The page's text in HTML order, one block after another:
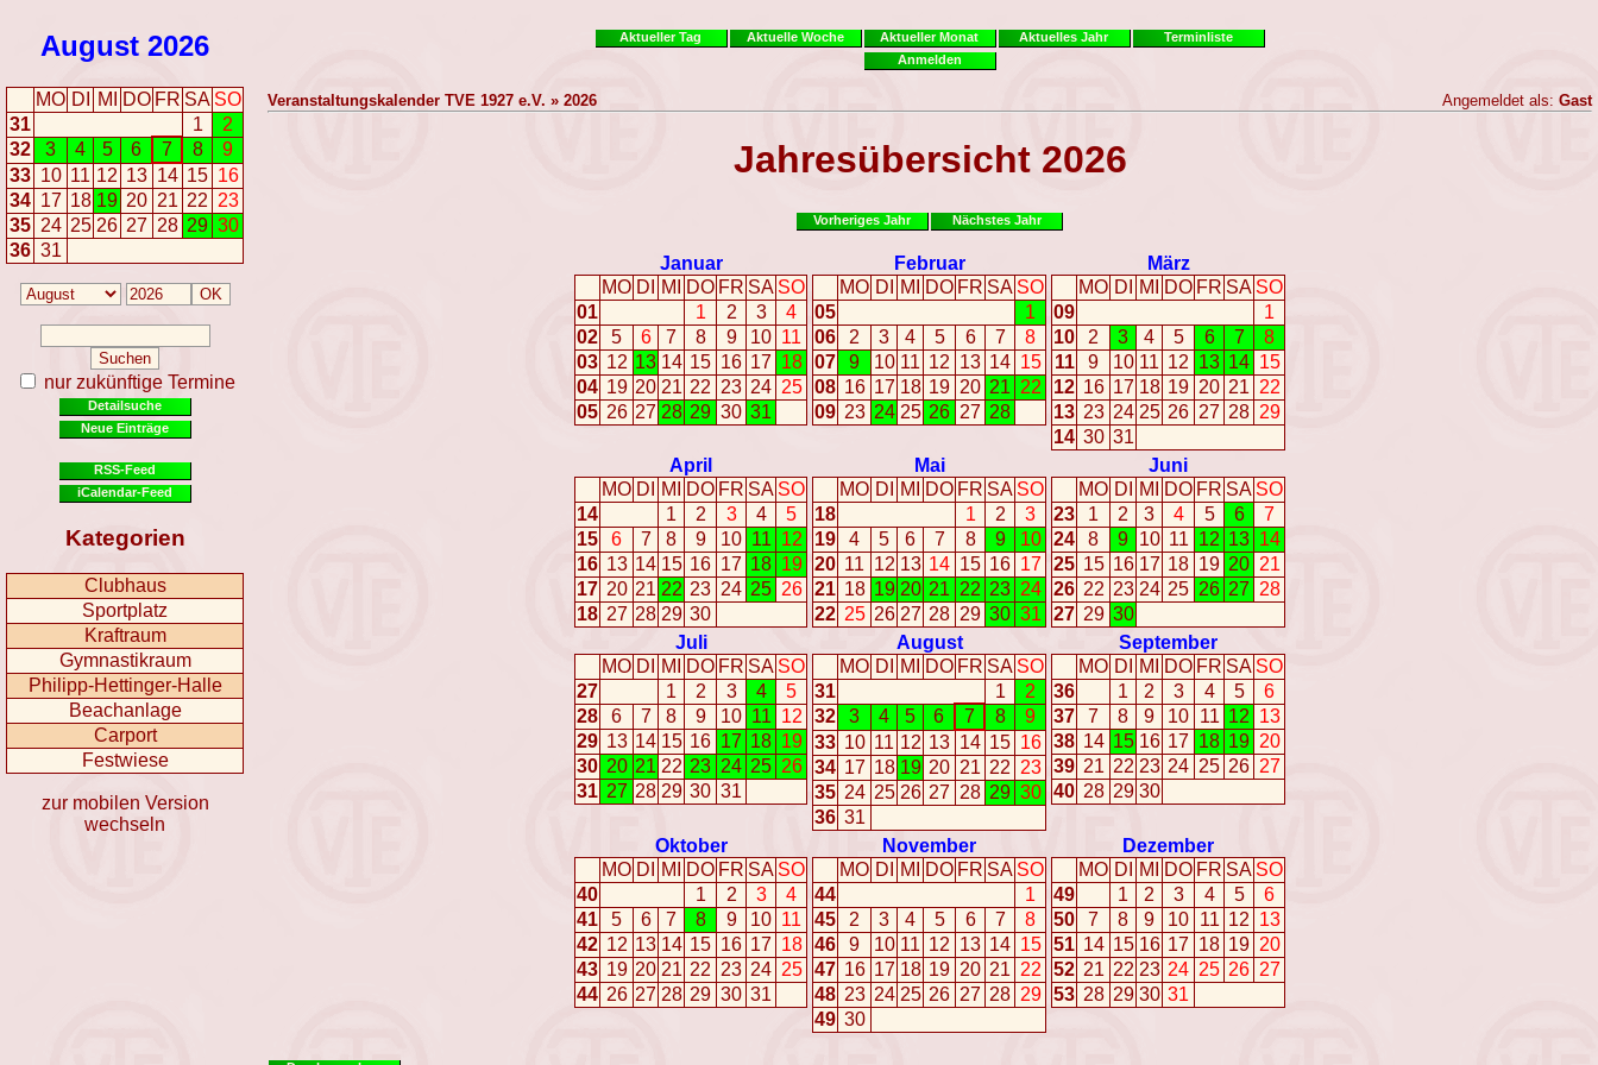
August 2026
MO DI MI DO FR SA SO
31
1
2
32
3 4 5 6 7 8
9
33 10 11 12 13 14 15 16
34 17 18 19 20 21 22 23
35 24 25 26 27 28 29 30
36 31
nur zukünftige Termine
Detailsuche
Neue Einträge
RSS-Feed
iCalendar-Feed
Kategorien
Clubhaus
Sportplatz
Kraftraum
Gymnastikraum
Philipp-Hettinger-Halle
Beachanlage
Carport
Festwiese
zur mobilen Version
wechseln
Aktueller Tag Aktuelle Woche Aktueller Monat Aktuelles Jahr
Terminliste
Anmelden
Veranstaltungskalender TVE 1927 e.V. » 2026 Angemeldet als: Gast
Jahresübersicht 2026
Vorheriges Jahr Nächstes Jahr
Januar
MO DI MI DO FR SA SO
01
1 2 3
4
02
5 6 7 8 9 10 11
03 12 13 14 15 16 17 18
04 19 20 21 22 23 24 25
05 26 27 28 29 30 31
Februar
MO DI MI DO FR SA SO
05
1
06
2 3 4 5 6 7
8
07
9 10 11 12 13 14 15
08 16 17 18 19 20 21 22
09 23 24 25 26 27 28
März
MO DI MI DO FR SA SO
09
1
10
2 3 4 5 6 7
8
11
9 10 11 12 13 14 15
12 16 17 18 19 20 21 22
13 23 24 25 26 27 28 29
14 30 31
April
MO DI MI DO FR SA SO
14
1 2 3 4
5
15
6 7 8 9 10 11 12
16 13 14 15 16 17 18 19
17 20 21 22 23 24 25 26
18 27 28 29 30
Mai
MO DI MI DO FR SA SO
18
1 2
3
19
4 5 6 7 8 9
10
20 11 12 13 14 15 16 17
21 18 19 20 21 22 23 24
22 25 26 27 28 29 30 31
Juni
MO DI MI DO FR SA SO
23
1 2 3 4 5 6
7
24
8 9 10 11 12 13 14
25 15 16 17 18 19 20 21
26 22 23 24 25 26 27 28
27 29 30
Juli
MO DI MI DO FR SA SO
27
1 2 3 4
5
28
6 7 8 9 10 11 12
29 13 14 15 16 17 18 19
30 20 21 22 23 24 25 26
31 27 28 29 30 31
August
MO DI MI DO FR SA SO
31
1
2
32
3 4 5 6 7 8
9
33 10 11 12 13 14 15 16
34 17 18 19 20 21 22 23
35 24 25 26 27 28 29 30
36 31
September
MO DI MI DO FR SA SO
36
1 2 3 4 5
6
37
7 8 9 10 11 12 13
38 14 15 16 17 18 19 20
39 21 22 23 24 25 26 27
40 28 29 30
Oktober
MO DI MI DO FR SA SO
40
1 2 3
4
41
5 6 7 8 9 10 11
42 12 13 14 15 16 17 18
43 19 20 21 22 23 24 25
44 26 27 28 29 30 31
November
MO DI MI DO FR SA SO
44
1
45
2 3 4 5 6 7
8
46
9 10 11 12 13 14 15
47 16 17 18 19 20 21 22
48 23 24 25 26 27 28 29
49 30
Dezember
MO DI MI DO FR SA SO
49
1 2 3 4 5
6
50
7 8 9 10 11 12 13
51 14 15 16 17 18 19 20
52 21 22 23 24 25 26 27
53 28 29 30 31